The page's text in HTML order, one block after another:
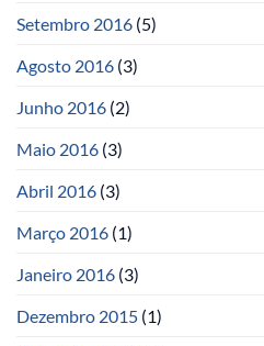
Setembro 2016 (5)
Agosto 2016 (3)
Junho 2016 (2)
Maio 2016 (3)
Abril 2016 (3)
Março 2016 (1)
Janeiro 2016 (3)
Dezembro 2015 (1)